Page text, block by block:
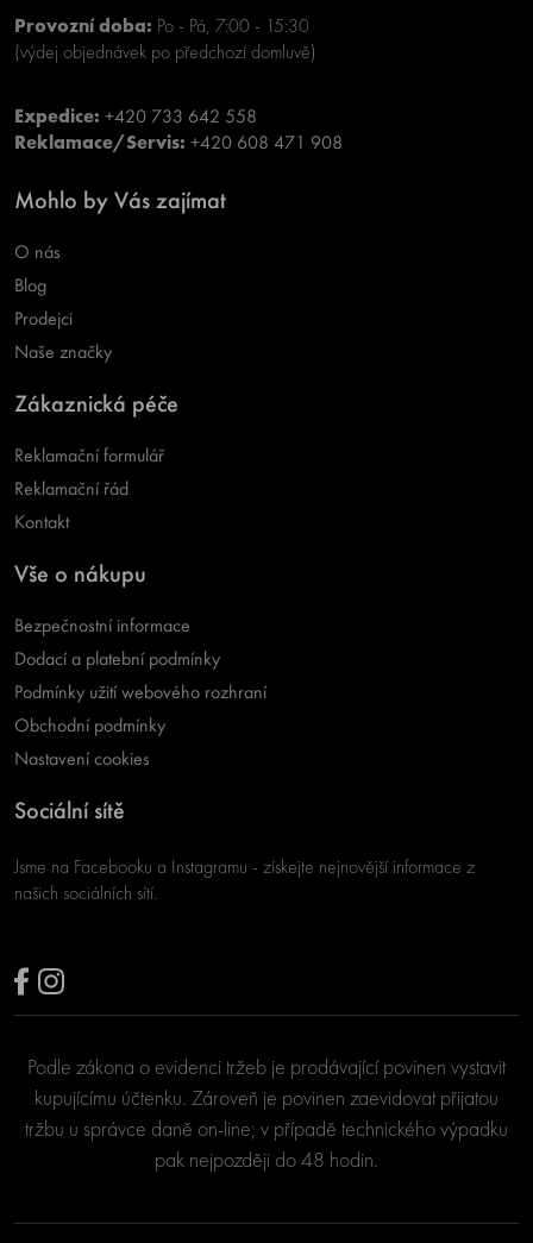
Provozní doba: Po - Pá, 7:00 - 15:30
(výdej objednávek po předchozí domluvě)
Expedice: +420 733 642 558
Reklamace/Servis: +420 608 471 908
Mohlo by Vás zajímat
O nás
Blog
Prodejci
Naše značky
Zákaznická péče
Reklamační formulář
Reklamační řád
Kontakt
Vše o nákupu
Bezpečnostní informace
Dodací a platební podmínky
Podmínky užití webového rozhraní
Obchodní podmínky
Nastavení cookies
Sociální sítě
Jsme na Facebooku a Instagramu - získejte nejnovější informace z
našich sociálních sítí.
Podle zákona o evidenci tržeb je prodávající povinen vystavit
kupujícímu účtenku. Zároveň je povinen zaevidovat přijatou
tržbu u správce daně on-line; v případě technického výpadku
pak nejpozději do 48 hodin.